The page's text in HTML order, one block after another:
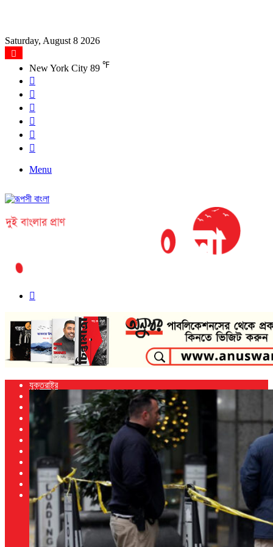
Saturday, August 8 2026
New York City 89 ℉
Menu
যুক্তরাষ্ট্র
বাংলাদেশ
ভারত
আন্তর্জাতিক
খেলা
নিউ ইয়র্ক
জাতিসংঘ
বিজ্ঞান ও প্রযুক্তি
বিনোদন
আরো
গণমাধ্যম
অনুবাদ
জীবনশৈলী
স্বাস্থ্য